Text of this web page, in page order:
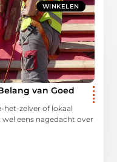
WINKELEN
van Goed
het-zelver of lokaal
eens nagedacht over